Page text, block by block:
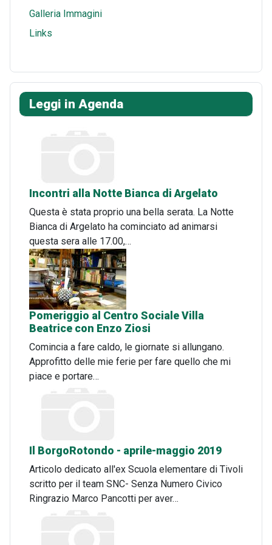
Galleria Immagini
Links
Leggi in Agenda
Incontri alla Notte Bianca di Argelato
Questa è stata proprio una bella serata. La Notte
Bianca di Argelato ha cominciato ad animarsi
questa sera alle 17.00,…
Pomeriggio al Centro Sociale Villa
Beatrice con Enzo Ziosi
Comincia a fare caldo, le giornate si allungano.
Approfitto delle mie ferie per fare quello che mi
piace e portare…
Il BorgoRotondo - aprile-maggio 2019
Articolo dedicato all'ex Scuola elementare di Tivoli
scritto per il team SNC- Senza Numero Civico
Ringrazio Marco Pancotti per aver…